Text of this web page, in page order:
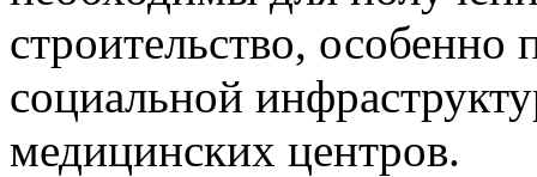
строительство, особенно
социальной
медицинских центров.